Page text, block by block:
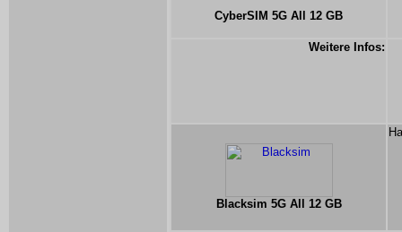
CyberSIM 5G All 12 GB
Weitere Infos:
Blacksim 5G All 12 GB